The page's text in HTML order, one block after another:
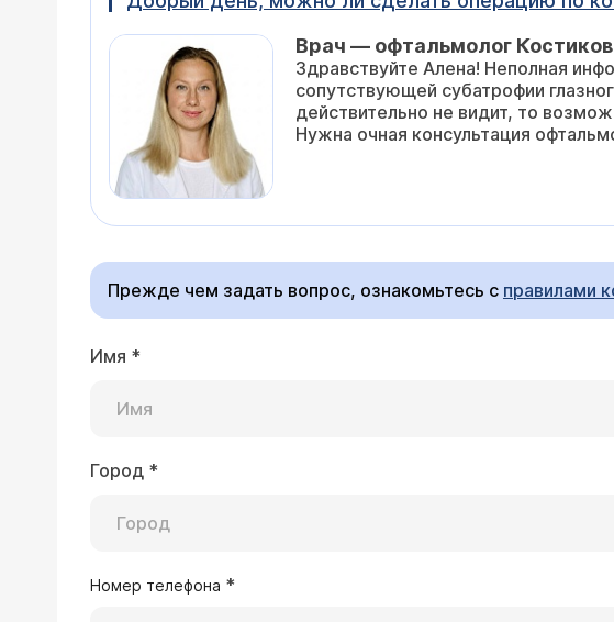
Врач — офтальмолог
Здравствуйте Алена! Неполная
сопутствующей субатрофии
действительно не видит, то
Нужна очная консультация
Прежде чем задать вопрос, ознакомьтесь с правилами
Имя *
Город *
Номер телефона *